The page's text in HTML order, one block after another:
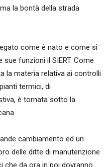
la bontà della strada
come è nato e come si
funzioni il SIERT. Come
la materia relativa ai controlli
termici, di
è tornata sotto la
cambiamento ed un
delle ditte di manutenzione
che da ora in poi dovranno